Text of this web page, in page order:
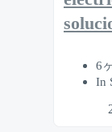
6
In